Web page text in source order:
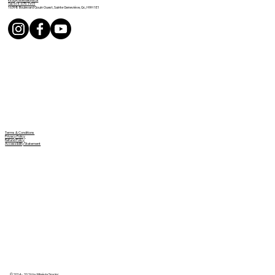
Tel: 514-675-1919
16398 Boulevard Gouin Ouest, Sainte Geneviève, Qc, H9H 1E1
Terms & Conditions
Privacy Policy
Refund Policy
Accessibility Statement
©2014- 2026 by Minévia Spa inc.